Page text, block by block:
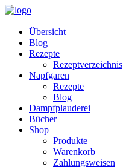
Übersicht
Blog
Rezepte
Rezeptverzeichnis
Napfgaren
Rezepte
Blog
Dampfplauderei
Bücher
Shop
Produkte
Warenkorb
Zahlungsweisen